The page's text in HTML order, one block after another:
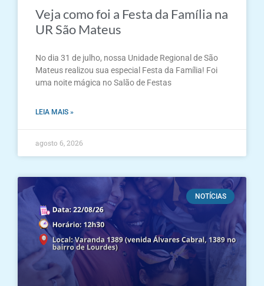
Veja como foi a Festa da Família na
UR São Mateus
No dia 31 de julho, nossa Unidade Regional de São
Mateus realizou sua especial Festa da Família! Foi
uma noite mágica no Salão de Festas
LEIA MAIS »
agosto 6, 2026
NOTÍCIAS